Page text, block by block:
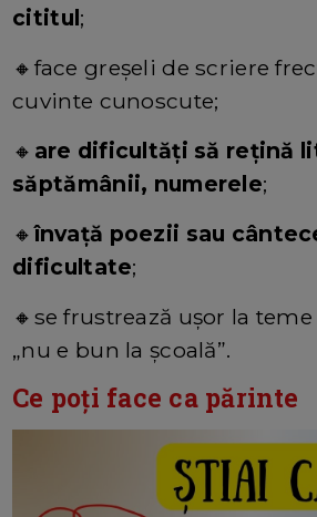
cititul;
🔸 face greșeli de scriere
cuvinte cunoscute;
🔸 are dificultăți să rețină
săptămânii, numerele;
🔸învață poezii sau
dificultate;
🔸 se frustrează ușor la
„nu e bun la școală”.
Ce poți face ca părinte